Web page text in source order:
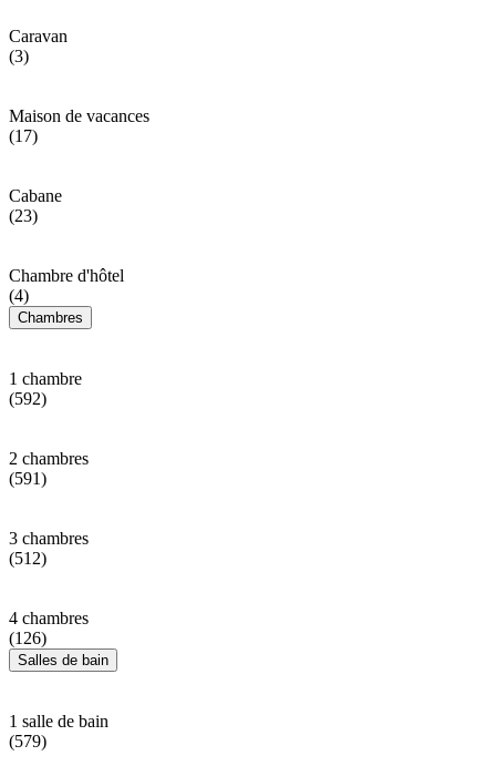
Caravan
(3)
Maison de vacances
(17)
Cabane
(23)
Chambre d'hôtel
(4)
Chambres
1 chambre
(592)
2 chambres
(591)
3 chambres
(512)
4 chambres
(126)
Salles de bain
1 salle de bain
(579)